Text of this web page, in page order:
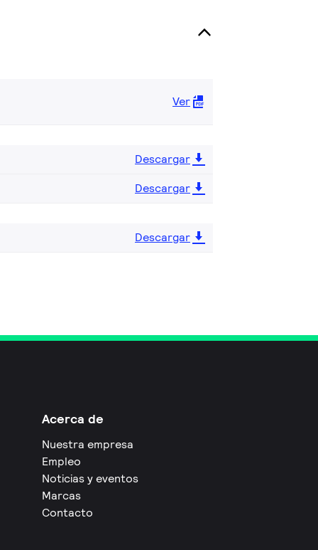
Ver
Descargar
Descargar
Descargar
Acerca de
Nuestra empresa
Empleo
Noticias y eventos
Marcas
Contacto